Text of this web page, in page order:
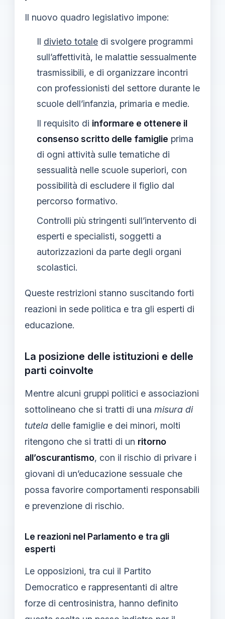
Il nuovo quadro legislativo impone:
Il divieto totale di svolgere programmi
sull’affettività, le malattie sessualmente
trasmissibili, e di organizzare incontri
con professionisti del settore durante le
scuole dell’infanzia, primaria e medie.
Il requisito di informare e ottenere il
consenso scritto delle famiglie prima
di ogni attività sulle tematiche di
sessualità nelle scuole superiori, con
possibilità di escludere il figlio dal
percorso formativo.
Controlli più stringenti sull’intervento di
esperti e specialisti, soggetti a
autorizzazioni da parte degli organi
scolastici.
Queste restrizioni stanno suscitando forti
reazioni in sede politica e tra gli esperti di
educazione.
La posizione delle istituzioni e delle
parti coinvolte
Mentre alcuni gruppi politici e associazioni
sottolineano che si tratti di una misura di
tutela delle famiglie e dei minori, molti
ritengono che si tratti di un ritorno
all’oscurantismo, con il rischio di privare i
giovani di un’educazione sessuale che
possa favorire comportamenti responsabili
e prevenzione di rischio.
Le reazioni nel Parlamento e tra gli
esperti
Le opposizioni, tra cui il Partito
Democratico e rappresentanti di altre
forze di centrosinistra, hanno definito